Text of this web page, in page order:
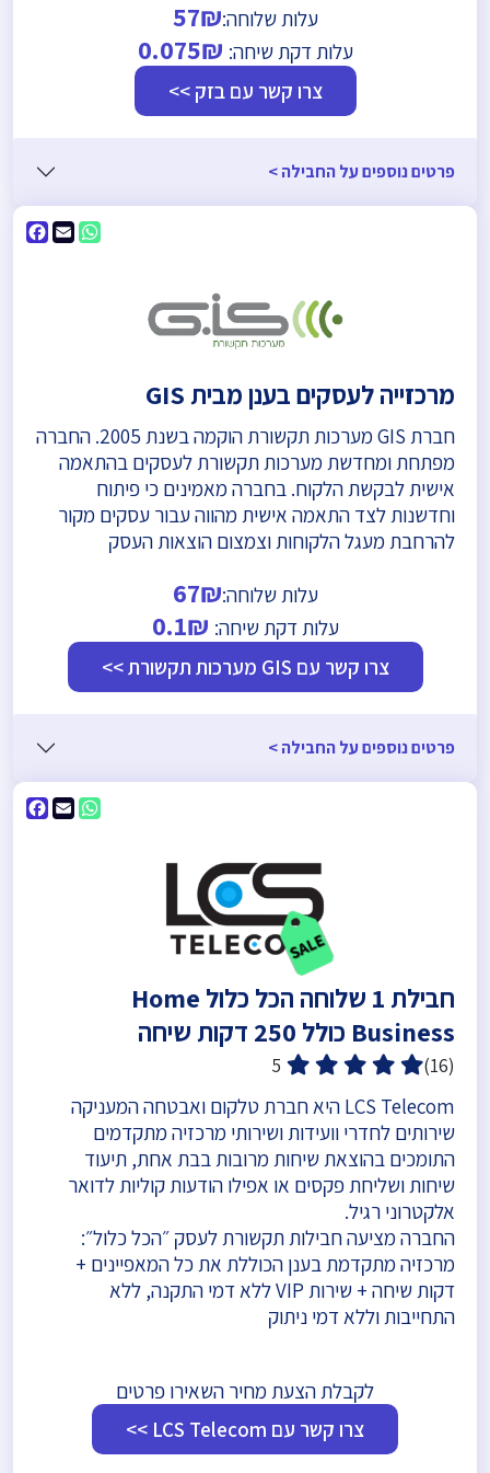
עלות שלוחה:57₪
עלות דקת שיחה:
צרו קשר עם בזק >>
פרטים נוספים על החבילה >
Email
WhatsApp
מרכזייה לעסקים בענן מבית GIS
חברת GIS מערכות תקשורת הוקמה בשנת 2005. החברה
מפתחת ומחדשת מערכות תקשורת לעסקים בהתאמה
אישית לבקשת הלקוח. בחברה מאמינים כי פיתוח
וחדשנות לצד התאמה אישית מהווה עבור עסקים מקור
להרחבת מעגל הלקוחות וצמצום הוצאות העסק
עלות שלוחה:67₪
עלות דקת שיחה:
צרו קשר עם GIS מערכות תקשורת >>
פרטים נוספים על החבילה >
Email
WhatsApp
חבילת 1 שלוחה הכל כלול Home
Business כולל 250 דקות שיחה
(16)
5
LCS Telecom היא חברת טלקום ואבטחה המעניקה
שירותים לחדרי וועידות ושירותי מרכזיה מתקדמים
התומכים בהוצאת שיחות מרובות בבת אחת, תיעוד
שיחות ושליחת פקסים או אפילו הודעות קוליות לדואר
אלקטרוני רגיל.
החברה מציעה חבילות תקשורת לעסק ״הכל כלול״:
מרכזיה מתקדמת בענן הכוללת את כל המאפיינים +
דקות שיחה + שירות VIP ללא דמי התקנה, ללא
התחייבות וללא דמי ניתוק
לקבלת הצעת מחיר השאירו פרטים
צרו קשר עם LCS Telecom >>